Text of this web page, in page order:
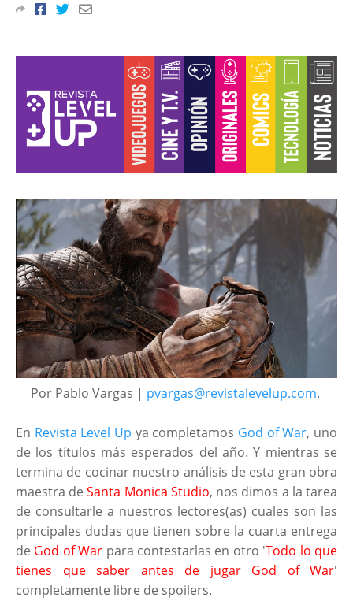
Por Pablo Vargas | pvargas@revistalevelup.com.
En Revista Level Up ya completamos God of War, uno
de los títulos más esperados del año. Y mientras se
termina de cocinar nuestro análisis de esta gran obra
maestra deSanta Monica Studio, nos dimos a la tarea
de consultarle a nuestros lectores(as) cuales son las
principales dudas que tienen sobre la cuarta entrega
de God of War para contestarlas en otro 'Todo lo que
tienes que saber antes de jugar God of War'
completamente libre de spoilers.